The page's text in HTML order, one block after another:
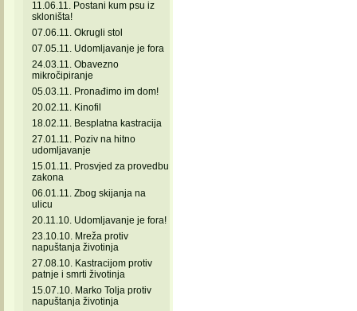
11.06.11. Postani kum psu iz
skloništa!
07.06.11. Okrugli stol
07.05.11. Udomljavanje je fora
24.03.11. Obavezno
mikročipiranje
05.03.11. Pronađimo im dom!
20.02.11. Kinofil
18.02.11. Besplatna kastracija
27.01.11. Poziv na hitno
udomljavanje
15.01.11. Prosvjed za provedbu
zakona
06.01.11. Zbog skijanja na
ulicu
20.11.10. Udomljavanje je fora!
23.10.10. Mreža protiv
napuštanja životinja
27.08.10. Kastracijom protiv
patnje i smrti životinja
15.07.10. Marko Tolja protiv
napuštanja životinja